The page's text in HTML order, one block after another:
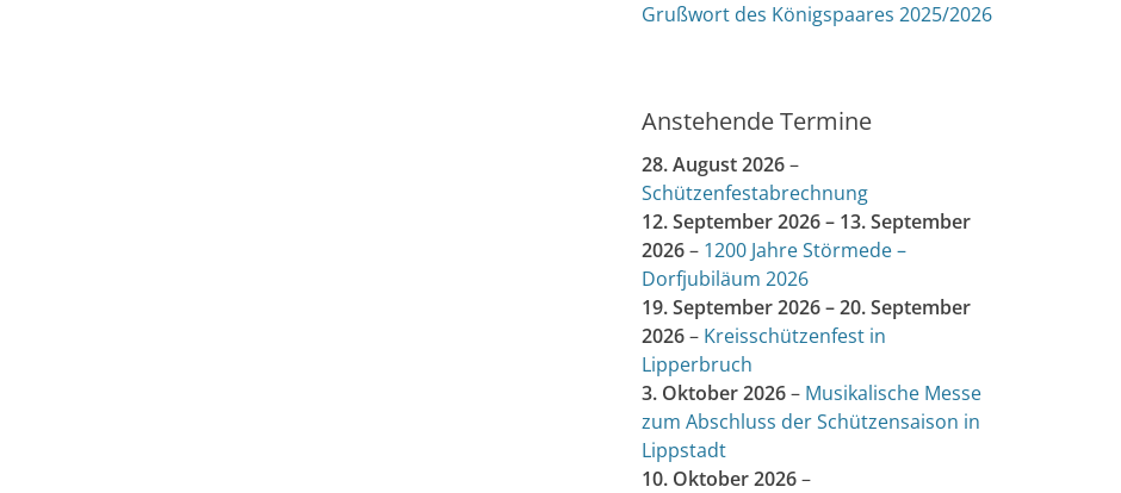
Grußwort des Königspaares 2025/2026
Anstehende Termine
28. August 2026–
Schützenfestabrechnung
12. September 2026– 13. September
2026– 1200 Jahre Störmede –
Dorfjubiläum 2026
19. September 2026–20. September
2026– Kreisschützenfest in
Lipperbruch
3. Oktober 2026– Musikalische Messe
zum Abschluss der Schützensaison in
Lippstadt
10. Oktober 2026–